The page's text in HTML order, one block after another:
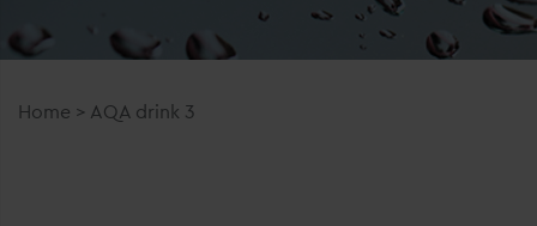
Home > AQA drink 3